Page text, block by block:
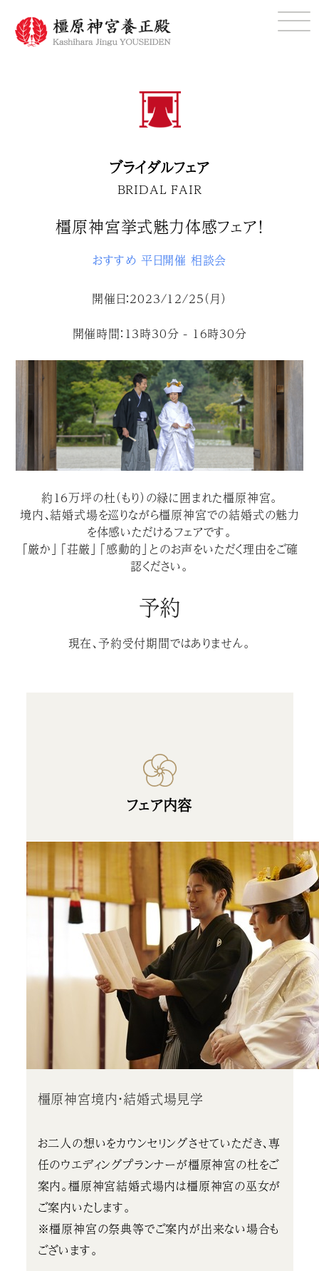
ブライダルフェア
BRIDAL FAIR
橿原神宮挙式魅力体感フェア！
おすすめ 平日開催 相談会
開催日：2023/12/25（月）
開催時間：13時30分 - 16時30分
約１６万坪の杜（もり）の緑に囲まれた橿原神宮。
境内、結婚式場を巡りながら橿原神宮での結婚式の魅力
を体感いただけるフェアです。
「厳か」「荘厳」「感動的」とのお声をいただく理由をご確
認ください。
予約
現在、予約受付期間ではありません。
フェア内容
橿原神宮境内・結婚式場見学
お二人の想いをカウンセリングさせていただき、専
任のウエディングプランナーが橿原神宮の杜をご
案内。橿原神宮結婚式場内は橿原神宮の巫女が
ご案内いたします。
※橿原神宮の祭典等でご案内が出来ない場合も
ございます。